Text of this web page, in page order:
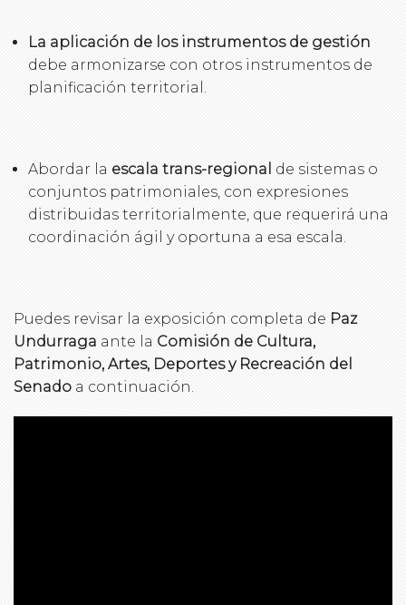
La aplicación de los instrumentos de gestión
debe armonizarse con otros instrumentos de
planificación territorial.
Abordar la escala trans-regional de sistemas o
conjuntos patrimoniales, con expresiones
distribuidas territorialmente, que requerirá una
coordinación ágil y oportuna a esa escala.
Puedes revisar la exposición completa de Paz
Undurraga ante la Comisión de Cultura,
Patrimonio, Artes, Deportes y Recreación del
Senado a continuación.